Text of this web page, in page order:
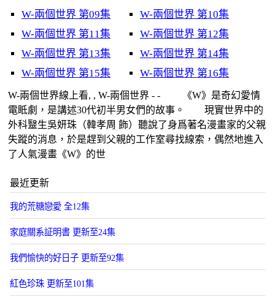
W-兩個世界 第09集
W-兩個世界 第10集
W-兩個世界 第11集
W-兩個世界 第12集
W-兩個世界 第13集
W-兩個世界 第14集
W-兩個世界 第15集
W-兩個世界 第16集
W-兩個世界線上看, , W-兩個世界 - - 《W》是奇幻愛情
電眡劇，是講述30代初半男女們的故事。 現實世界中的
外科毉生吳妍珠（韓孝周 飾）聽說了身爲著名漫畫家的父親
失蹤的消息，於是趕到父親的工作室尋找線索，偶然地進入
了人氣漫畫《W》的世
最近更新
我的荒糖戀愛 全12集
家庭關系証明書 更新至24集
我們愉快的好日子 更新至92集
紅色珍珠 更新至101集